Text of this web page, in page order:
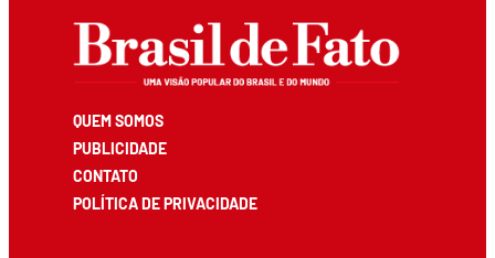
QUEM SOMOS
PUBLICIDADE
CONTATO
POLÍTICA DE PRIVACIDADE